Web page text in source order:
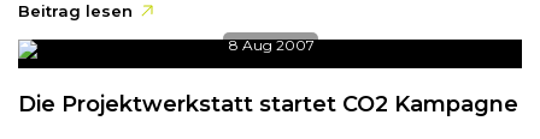
Beitrag lesen
8 Aug 2007
Die Projektwerkstatt startet CO2 Kampagne